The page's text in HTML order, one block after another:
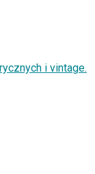
i vintage.